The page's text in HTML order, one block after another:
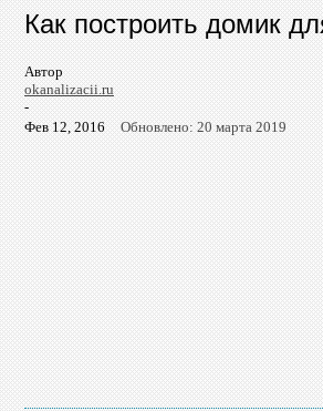
Как построить домик
Автор
okanalizacii.ru
-
Фев 12, 2016
Обновлено: 20 марта 2019